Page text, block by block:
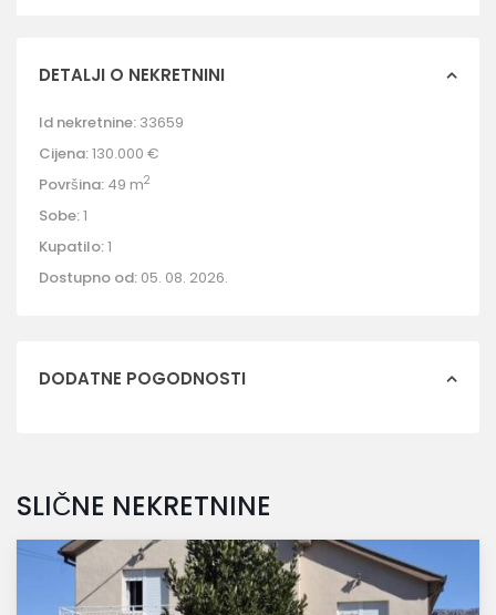
DETALJI O NEKRETNINI
Id nekretnine: 33659
Cijena:130.000 €
Površina: 49 m2
Sobe:1
Kupatilo:1
Dostupno od: 05. 08. 2026.
DODATNE POGODNOSTI
SLIČNE NEKRETNINE